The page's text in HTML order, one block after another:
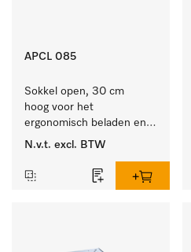
APCL 085
Sokkel open, 30 cm
hoog voor het
ergonomisch beladen en
ontladen van de
N.v.t. excl. BTW